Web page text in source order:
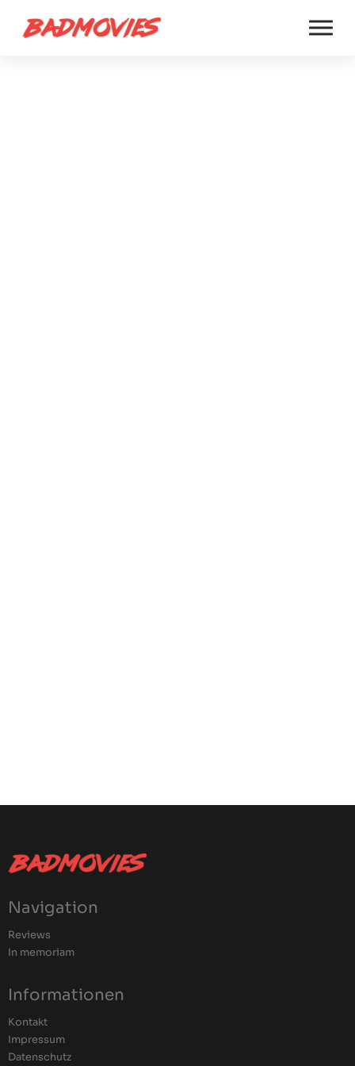
Navigation
Reviews
In memoriam
Informationen
Kontakt
Impressum
Datenschutz